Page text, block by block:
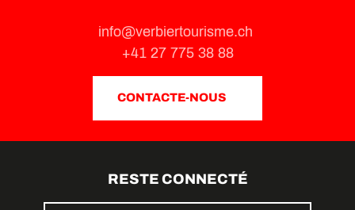
info@verbiertourisme.ch
+41 27 775 38 88
CONTACTE-NOUS
RESTE CONNECTÉ